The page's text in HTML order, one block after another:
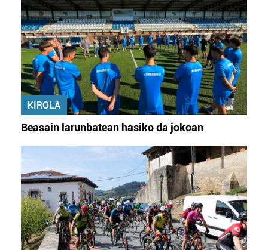
KIROLA
Beasain larunbatean hasiko da jokoan